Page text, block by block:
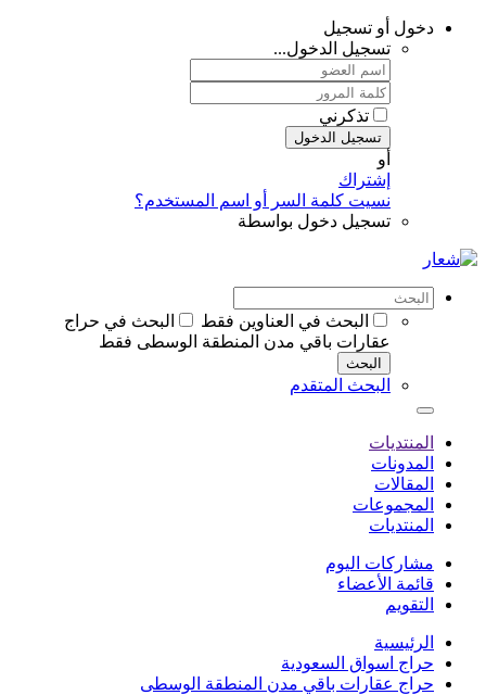
دخول أو تسجيل
تسجيل الدخول...
تذكرني
تسجيل الدخول
أو
إشتراك
نسيت كلمة السر أو اسم المستخدم؟
تسجيل دخول بواسطة
البحث في العناوين فقط
البحث في حراج
عقارات باقي مدن المنطقة الوسطى فقط
البحث
البحث المتقدم
المنتديات
المدونات
المقالات
المجموعات
المنتديات
مشاركات اليوم
قائمة الأعضاء
التقويم
الرئيسية
حراج اسواق السعودية
حراج عقارات باقي مدن المنطقة الوسطى